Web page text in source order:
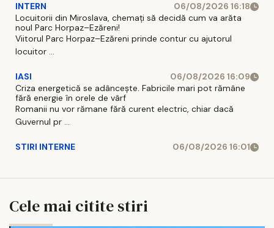
INTERN
06/08/2026 16:18
Locuitorii din Miroslava, chemați să decidă cum va arăta
noul Parc Horpaz–Ezăreni!
Viitorul Parc Horpaz–Ezăreni prinde contur cu ajutorul
locuitor ...
IASI
06/08/2026 16:09
Criza energetică se adâncește. Fabricile mari pot rămâne
fără energie în orele de vârf
Romanii nu vor rămane fără curent electric, chiar dacă
Guvernul pr ...
STIRI INTERNE 06/08/2026 16:01
Cele mai citite stiri